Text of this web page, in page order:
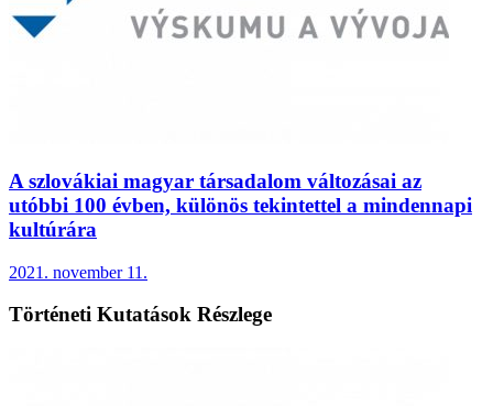
A szlovákiai magyar társadalom változásai az
utóbbi 100 évben, különös tekintettel a mindennapi
kultúrára
2021. november 11.
Történeti Kutatások Részlege